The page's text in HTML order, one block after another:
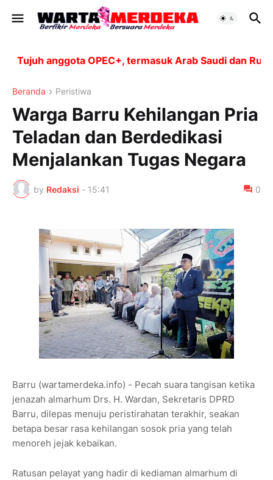
anggota OPEC+, termasuk Arab Saudi dan Rusia,
Beranda Peristiwa
Warga Barru Kehilangan Pria
Teladan dan Berdedikasi
Menjalankan Tugas Negara
by Redaksi - 15:41 0
Barru (wartamerdeka.info) - Pecah suara tangisan ketika
jenazah almarhum Drs. H. Wardan, Sekretaris DPRD
Barru, dilepas menuju peristirahatan terakhir, seakan
betapa besar rasa kehilangan sosok pria yang telah
menoreh jejak kebaikan.
Ratusan pelayat yang hadir di kediaman almarhum di